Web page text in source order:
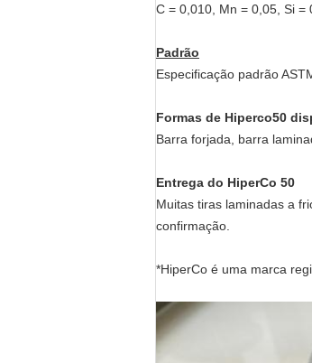
C = 0,010, Mn = 0,05, Si
Padrão
Especificação padrão
Formas de Hiperco50
Barra forjada, barra
Entrega do HiperCo 50
Muitas tiras laminadas a
confirmação.
*HiperCo é uma marca